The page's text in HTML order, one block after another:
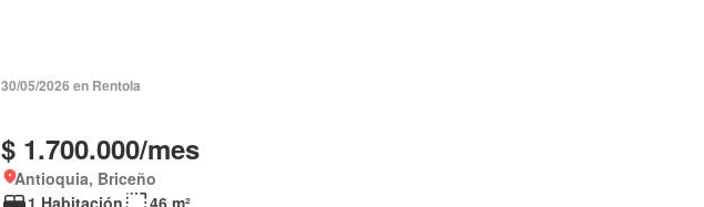
30/05/2026 en Rentola
$ 1.700.000/mes
Antioquia, Briceño
1 Habitación
46 m²